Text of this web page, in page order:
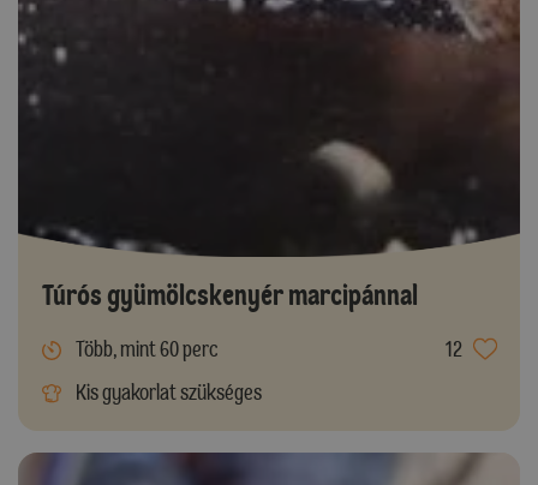
Túrós gyümölcskenyér marcipánnal
Több, mint 60 perc
12
Kis gyakorlat szükséges